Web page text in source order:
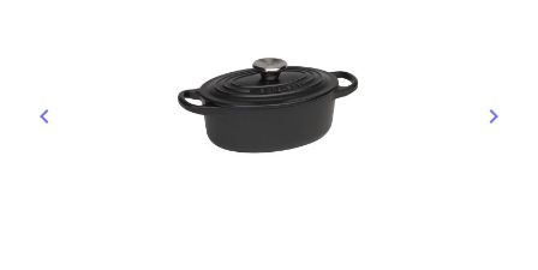
Précédent
keyboard_arrow_left keyboard_arrow_right